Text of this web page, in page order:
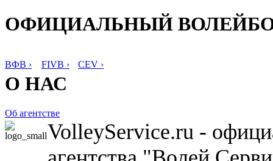
ОФИЦИАЛЬНЫЙ
ВФВ › FIVB › CEV ›
О НАС
Об агентстве
VolleyService.ru -